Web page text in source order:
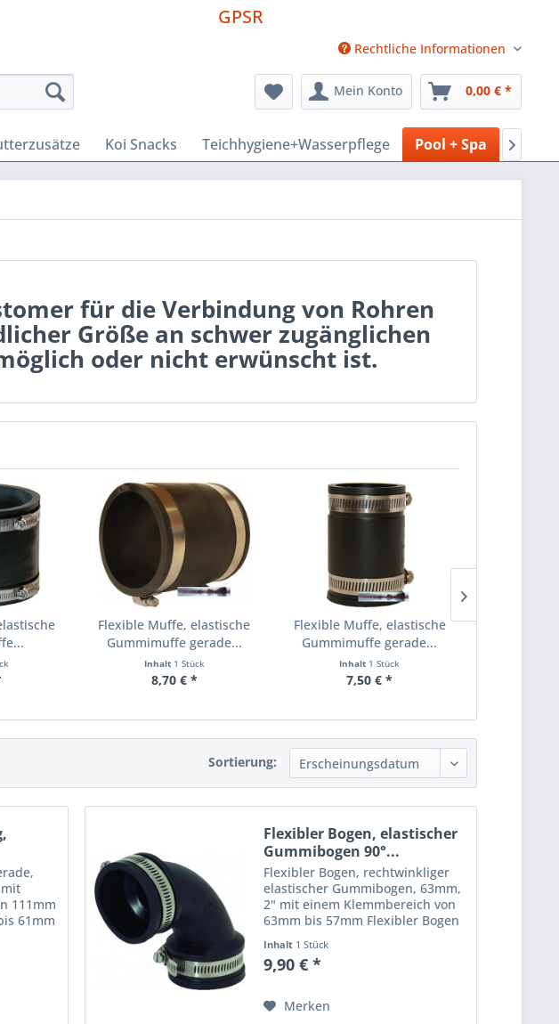
GPSR
Rechtliche Informationen
Mein Konto 0,00 € *
Koi Snacks Teichhygiene+Wasserpflege Pool + Spa 
für die Verbindung von Rohren
Größe an schwer zugänglichen
oder nicht erwünscht ist.
Flexible Muffe, elastische
Gummimuffe gerade...
Inhalt 1 Stück
8,70 € *
Flexible Muffe, elastische
Gummimuffe gerade...
Inhalt 1 Stück
7,50 € *
Sortierung:
111mm
61mm
Flexibler Bogen, elastischer
Gummibogen 90°...
Flexibler Bogen, rechtwinkliger
elastischer Gummibogen, 63mm,
2" mit einem Klemmbereich von
63mm bis 57mm Flexibler Bogen
flexible Rohrverbindung,
gefertigt aus einem PVC
aus...
Inhalt 1 Stück
9,90 € *
Merken